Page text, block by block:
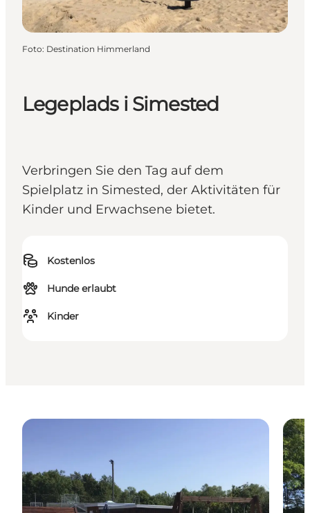
Legeplads i Simested
Verbringen Sie den Tag auf dem
Spielplatz in Simested, der Aktivitäten für
Kinder und Erwachsene bietet.
Kostenlos
Hunde erlaubt
Kinder
Foto: Destination Himmerland